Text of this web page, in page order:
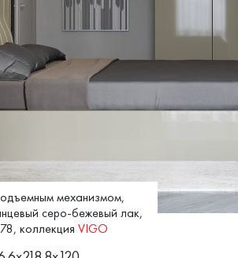
механизмом,
серо-бежевый лак,
коллекция VIGO